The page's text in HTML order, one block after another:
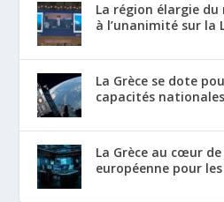
La région élargie
à l’unanimité sur la
La Grèce se dote
capacités nationales
La Grèce au cœur
européenne pour